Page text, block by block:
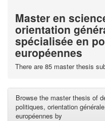
Master en
orientation
spécialisée en
européennes
There are 85 master thesis
Browse the master thesis of
politiques, orientation
européennes by